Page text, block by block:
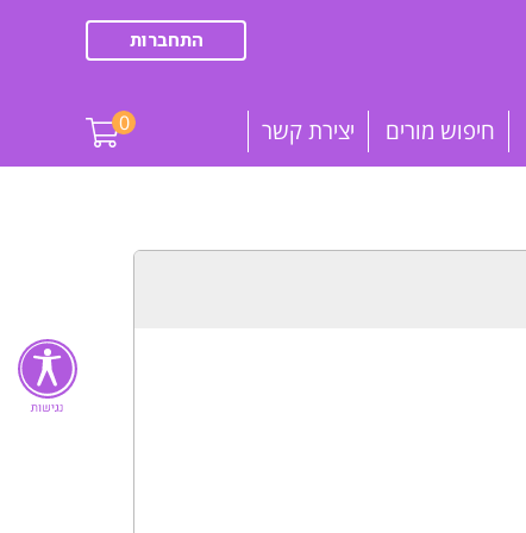
התחברות
חיפוש מורים יצירת קשר 0